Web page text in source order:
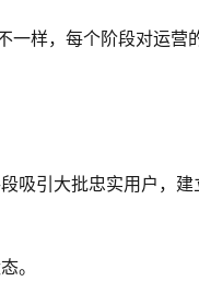
一样，每个阶段对运营
吸引大批忠实用户，建
。